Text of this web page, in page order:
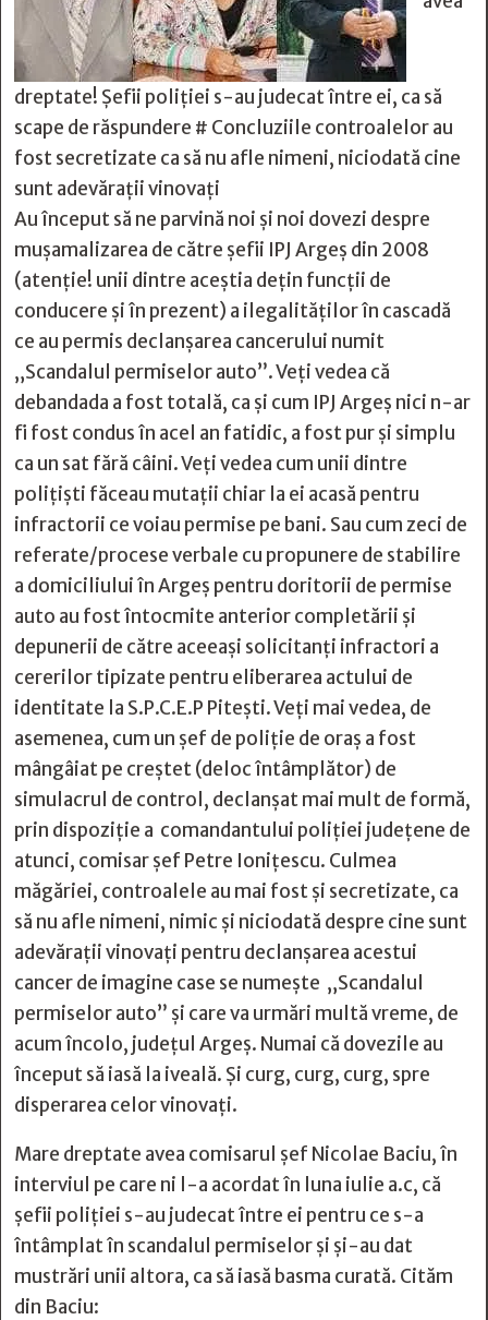
dreptate! Şefii poliţiei s-au judecat între ei, ca să
scape de răspundere # Concluziile controalelor au
fost secretizate ca să nu afle nimeni, niciodată cine
sunt adevărații vinovați
Au început să ne parvină noi și noi dovezi despre
mușamalizarea de către șefii IPJ Argeș din 2008
(atenție! unii dintre aceștia dețin funcții de
conducere și în prezent) a ilegalităților în cascadă
ce au permis declanșarea cancerului numit
„Scandalul permiselor auto”. Veți vedea că
debandada a fost totală, ca și cum IPJ Argeș nici n-ar
fi fost condus în acel an fatidic, a fost pur și simplu
ca un sat fără câini. Veți vedea cum unii dintre
polițiști făceau mutații chiar la ei acasă pentru
infractorii ce voiau permise pe bani. Sau cum zeci de
referate/procese verbale cu propunere de stabilire
a domiciliului în Argeș pentru doritorii de permise
auto au fost întocmite anterior completării și
depunerii de către aceeași solicitanți infractori a
cererilor tipizate pentru eliberarea actului de
identitate la S.P.C.E.P Pitești. Veți mai vedea, de
asemenea, cum un șef de poliție de oraș a fost
mângâiat pe creștet (deloc întâmplător) de
simulacrul de control, declanșat mai mult de formă,
prin dispoziție a comandantului poliției județene de
atunci, comisar șef Petre Ionițescu. Culmea
măgăriei, controalele au mai fost și secretizate, ca
să nu afle nimeni, nimic și niciodată despre cine sunt
adevărații vinovați pentru declanșarea acestui
cancer de imagine case se numește „Scandalul
permiselor auto” și care va urmări multă vreme, de
acum încolo, județul Argeș. Numai că dovezile au
început să iasă la iveală. Și curg, curg, curg, spre
disperarea celor vinovați.
Mare dreptate avea comisarul șef Nicolae Baciu, în
interviul pe care ni l-a acordat în luna iulie a.c, că
șefii poliției s-au judecat între ei pentru ce s-a
întâmplat în scandalul permiselor și și-au dat
mustrări unii altora, ca să iasă basma curată. Cităm
din Baciu: